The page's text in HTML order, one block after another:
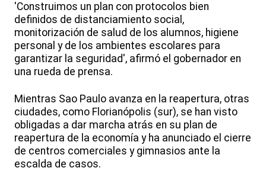
'Construimos un plan con protocolos bien
definidos de distanciamiento social,
monitorización de salud de los alumnos, higiene
personal y de los ambientes escolares para
garantizar la seguridad', afirmó el gobernador en
una rueda de prensa.
Mientras Sao Paulo avanza en la reapertura, otras
ciudades, como Florianópolis (sur), se han visto
obligadas a dar marcha atrás en su plan de
reapertura de la economía y ha anunciado el cierre
de centros comerciales y gimnasios ante la
escalda de casos.